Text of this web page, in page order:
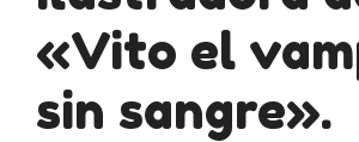
«Vito el
sin sangre».